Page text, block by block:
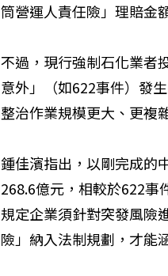
筒營運人責任險」理賠金
不過，現行強制石化業者
意外」（如622事件）發
整治作業規模更大、更複
鍾佳濱指出，以剛完成的
268.6億元，相較於622事
規定企業須針對突發風險
險」納入法制規劃，才能